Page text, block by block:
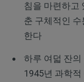
침을 마련하고
춘 구체적인
한다
하루 여덟 잔
1945년 과학적